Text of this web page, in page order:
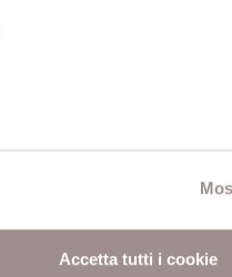
Accetta tutti i cookie